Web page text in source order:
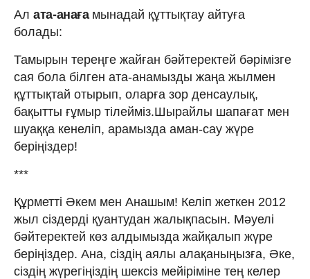
Ал ата-анаға мынадай құттықтау айтуға
болады:
Тамырын тереңге жайған бәйтеректей бәрімізге
сая бола білген ата-анамызды жаңа жылмен
құттықтай отырып, оларға зор денсаулық,
бақытты ғұмыр тілейміз.Шырайлы шапағат мен
шуаққа кенеліп, арамызда аман-сау жүре
беріңіздер!
***
Құрметті Әкем мен Анашым! Келіп жеткен 2012
жыл сіздерді қуантудан жалықпасын. Мәуелі
бәйтеректей көз алдымызда жайқалып жүре
беріңіздер. Ана, сіздің аялы алақаныңызға, Әке,
сіздің жүрегіңіздің шексіз мейіріміне тең келер